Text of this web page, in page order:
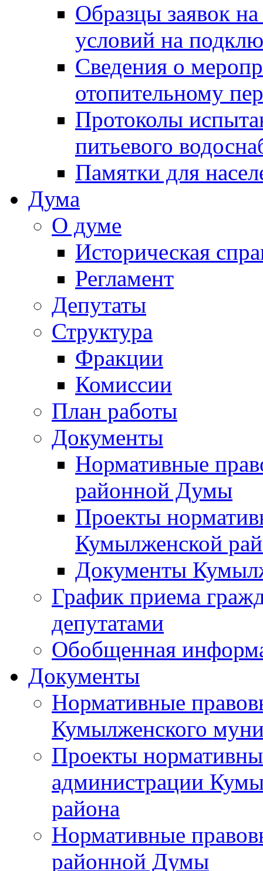
Образцы заявок
условий на
Сведения о
отопительному
Протоколы
питьевого
Памятки для
Дума
О думе
Историческая
Регламент
Депутаты
Структура
Фракции
Комиссии
План работы
Документы
Нормативные
районной Думы
Проекты
Кумылженской
Документы
График приема
депутатами
Обобщенная
Документы
Нормативные
Кумылженского
Проекты
администрации
района
Нормативные
районной Думы